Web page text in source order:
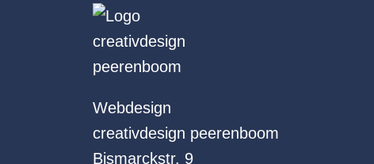
Webdesign
creativdesign peerenboom
Bismarckstr. 9